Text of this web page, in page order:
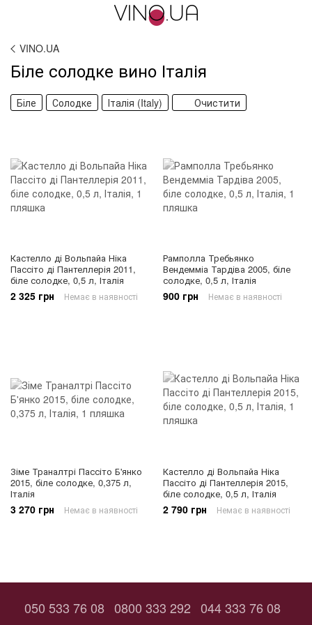
VINO.UA
Біле солодке вино Італія
Біле Солодке Італія (Italy) Очистити
Кастелло ді Вольпайа Ніка
Пассіто ді Пантеллерія 2011,
біле солодке, 0,5 л, Італія
2 325 грн Немає в наявності
Рамполла Требьянко
Вендемміа Тардіва 2005, біле
солодке, 0,5 л, Італія
900 грн Немає в наявності
Зіме Траналтрі Пассіто Б'янко
2015, біле солодке, 0,375 л,
Італія
3 270 грн Немає в наявності
Кастелло ді Вольпайа Ніка
Пассіто ді Пантеллерія 2015,
біле солодке, 0,5 л, Італія
2 790 грн Немає в наявності
050 533 76 08 0800 333 292 044 333 76 08